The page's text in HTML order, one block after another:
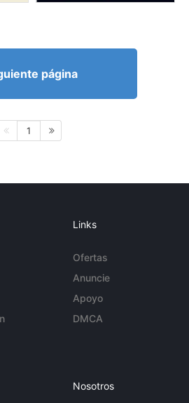
página
1
Links
Ofertas
Anuncie
Apoyo
DMCA
Nosotros